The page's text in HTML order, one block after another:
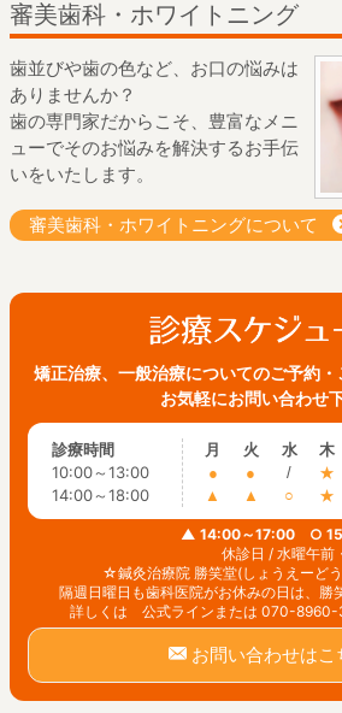
審美歯科・ホワイトニング
歯並びや歯の色など、お口の悩みは
ありませんか？
歯の専門家だからこそ、豊富なメニ
ューでそのお悩みを解決するお手伝
いをいたします。
審美歯科・ホワイトニングについて
矯正治療、一般治療についてのご予約
お気軽にお問い合わせ
診療時間
10:00～13:00
14:00～18:00
月
●
▲
火
●
▲
水
/
○
木
★
★
▲ 14:00～17:00 ○
休診日 / 水曜午前
☆鍼灸治療院 勝笑堂(しょうえーどう
隔週日曜日も歯科医院がお休みの日は、勝
詳しくは 公式ラインまたは 070-8960-
お問い合わせはこ